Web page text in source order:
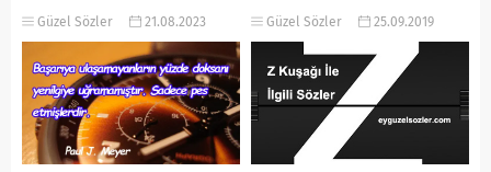
sözler yazımızda postun altına
altına yazılacak sözler...
Güzel Sözler 21.08.2023
Kırmızı Araba İle İlgili...
Güzel Sözler 25.09.2019